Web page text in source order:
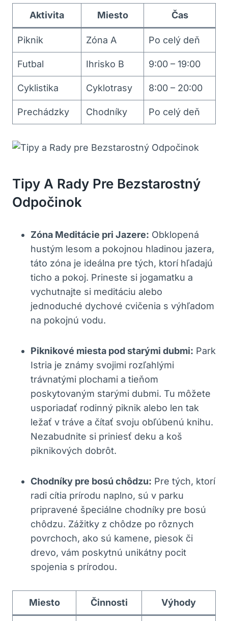
Aktivita Miesto Čas
Piknik Zóna A Po celý deň
Futbal Ihrisko B 9:00 – 19:00
Cyklistika Cyklotrasy 8:00 – 20:00
Prechádzky Chodníky Po celý deň
Tipy A Rady Pre Bezstarostný
Odpočinok
Zóna Meditácie pri Jazere: Obklopená
hustým lesom a pokojnou hladinou jazera,
táto zóna je ideálna pre tých, ktorí hľadajú
ticho a pokoj. Prineste si jogamatku a
vychutnajte si meditáciu alebo
jednoduché dychové cvičenia s výhľadom
na pokojnú vodu.
Piknikové miesta pod starými dubmi: Park
Istria je známy svojimi rozľahlými
trávnatými plochami a tieňom
poskytovaným starými dubmi. Tu môžete
usporiadať rodinný piknik alebo len tak
ležať v tráve a čítať svoju obľúbenú knihu.
Nezabudnite si priniesť deku a koš
piknikových dobrôt.
Chodníky pre bosú chôdzu: Pre tých, ktorí
radi cítia prírodu naplno, sú v parku
pripravené špeciálne chodníky pre bosú
chôdzu. Zážitky z chôdze po rôznych
povrchoch, ako sú kamene, piesok či
drevo, vám poskytnú unikátny pocit
spojenia s prírodou.
Miesto Činnosti Výhody